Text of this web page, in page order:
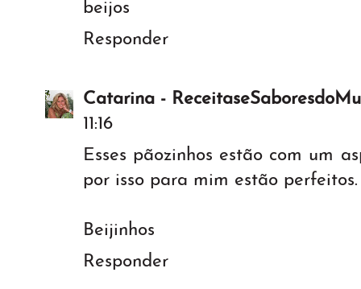
beijos
Responder
Catarina -
11:16
Esses pãozinhos estão com um
por isso para mim estão
Beijinhos
Responder